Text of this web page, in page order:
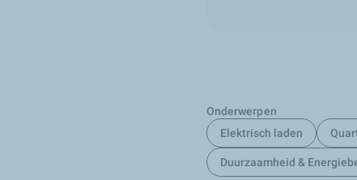
Onderwerpen
Elektrisch laden
Duurzaamheid &